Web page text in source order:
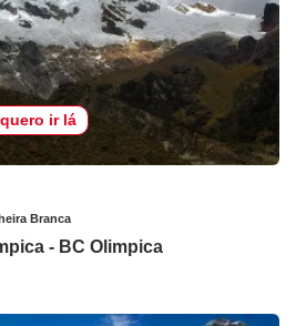
ir lá
Branca
- BC Olimpica